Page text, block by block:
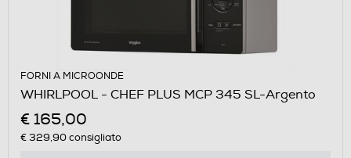
FORNI A MICROONDE
WHIRLPOOL - CHEF PLUS MCP 345 SL-Argento
€ 165,00
€ 329,90consigliato